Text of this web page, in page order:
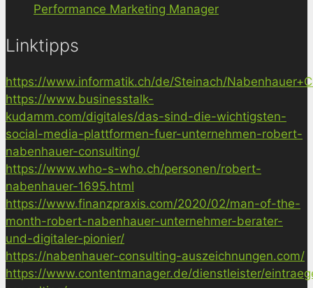
Performance Marketing Manager
Linktipps
https://www.informatik.ch/de/Steinach/
https://www.businesstalk-
kudamm.com/digitales/das-sind-die-wichtigsten-
social-media-plattformen-fuer-unternehmen-robert-
nabenhauer-consulting/
https://www.who-s-who.ch/personen/robert-
nabenhauer-1695.html
https://www.finanzpraxis.com/2020/02/man-of-the-
month-robert-nabenhauer-unternehmer-berater-
und-digitaler-pionier/
https://nabenhauer-consulting-auszeichnungen.com/
https://www.contentmanager.de/dienstleister/